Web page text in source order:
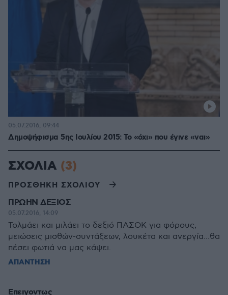
Δημοψήφισμα 5ης Ιουλίου 2015: Το «όχι» που έγινε «ναι»
05.07.2016, 09:44
ΣΧΟΛΙΑ (3)
ΠΡΟΣΘΗΚΗ ΣΧΟΛΙΟΥ
ΠΡΩΗΝ ΔΕΞΙΟΣ
05.07.2016, 14:09
Τολμάει και μιλάει το δεξιό ΠΑΣΟΚ για φόρους,
μειώσεις μισθών-συντάξεων, λουκέτα και ανεργία...θα
πέσει φωτιά να μας κάψει.
ΑΠΑΝΤΗΣΗ
Επειγοντως